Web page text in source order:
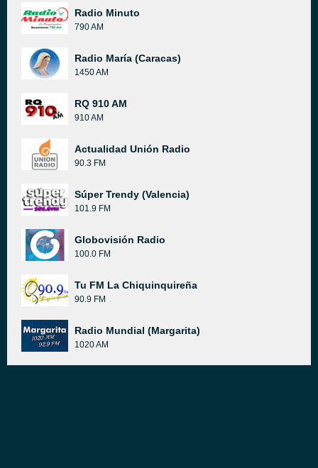
Radio Minuto
790 AM
Radio María (Caracas)
1450 AM
RQ 910 AM
910 AM
Actualidad Unión Radio
90.3 FM
Súper Trendy (Valencia)
101.9 FM
Globovisión Radio
100.0 FM
Tu FM La Chiquinquireña
90.9 FM
Radio Mundial (Margarita)
1020 AM